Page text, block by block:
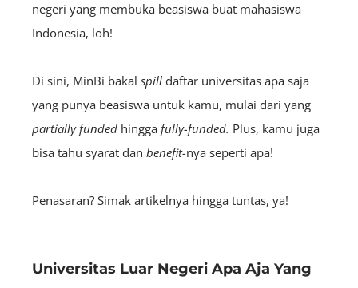
negeri yang membuka beasiswa buat mahasiswa
Indonesia, loh!
Di sini, MinBi bakal spill daftar universitas apa saja
yang punya beasiswa untuk kamu, mulai dari yang
partially funded hingga fully-funded. Plus, kamu juga
bisa tahu syarat dan benefit-nya seperti apa!
Penasaran? Simak artikelnya hingga tuntas, ya!
Universitas Luar Negeri Apa Aja Yang